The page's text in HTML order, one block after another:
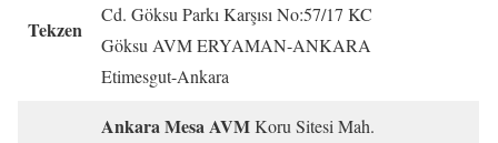
Tekzen
Cd. Göksu Parkı Karşısı No:57/17 KC
Göksu AVM ERYAMAN-ANKARA
Etimesgut-Ankara
Ankara Mesa AVMKoru Sitesi Mah.